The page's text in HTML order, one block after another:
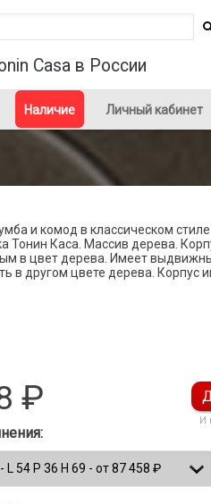
Casa в России
Наличие Личный кабинет
и комод в классическом
Тонин Каса. Массив дерева.
в цвет дерева. Имеет
в другом цвете дерева. Корпус
₽
И